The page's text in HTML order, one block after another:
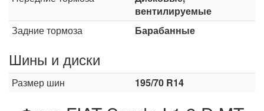
вентилируемые
Задние тормоза
Барабанные
Шины и диски
Размер шин 195/70 R14